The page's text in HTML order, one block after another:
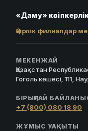
«Даму»
Өңірлік филиалдар
МЕКЕНЖАЙ
Қазақстан
Гоголь көшесі, 111,
БІРЫҢҒАЙ
+7 (800) 080 18 90
ЖҰМЫС УАҚЫТЫ